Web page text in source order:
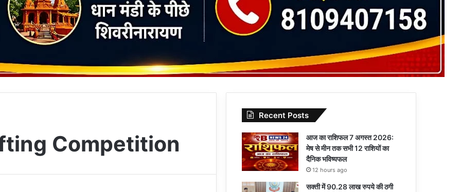
Competition
Recent Posts
आज का राशिफल 7 अगस्त 2026:
मेष से मीन तक सभी 12 राशियों का
दैनिक भविष्यफल
12 hours ago
सक्ती में 90.28 लाख रुपये की ठगी